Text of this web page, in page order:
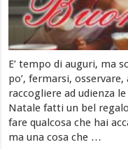
E’ tempo di auguri, ma
po’, fermarsi,
raccogliere ad udienza
Natale fatti un bel
fare qualcosa che hai
ma una cosa che …